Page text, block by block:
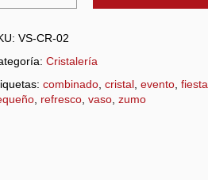
VS-CR-02
Cristalería
combinado, cristal, evento, fiesta
, refresco, vaso, zumo